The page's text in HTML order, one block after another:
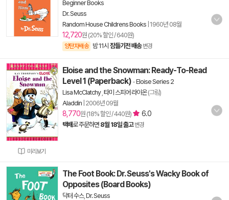
Beginner Books
Dr. Seuss
Random House Childrens Books 1960년 08월
12,720원 (20% 할인 / 640원)
양탄자배송 밤 11시 잠들기전 배송 변경
미리보기
Eloise and the Snowman: Ready-To-Read
Level 1 (Paperback) -Eloise Series 2
Lisa McClatchy, 타미 스피어 라이온(그림)
Aladdin 2006년 09월
8,770원 (18% 할인 / 440원) 6.0
택배로 주문하면 8월 18일 출고 변경
The Foot Book: Dr. Seuss's Wacky Book of
Opposites (Board Books)
닥터 수스, Dr. Seuss